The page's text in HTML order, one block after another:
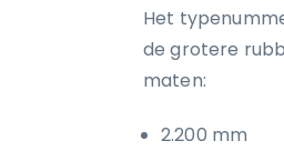
Het
de grotere
maten:
2.200 mm